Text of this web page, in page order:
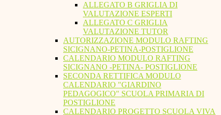
ALLEGATO B GRIGLIA DI
VALUTAZIONE ESPERTI
ALLEGATO C GRIGLIA
VALUTAZIONE TUTOR
AUTORIZZAZIONE MODULO RAFTING
SICIGNANO-PETINA-POSTIGLIONE
CALENDARIO MODULO RAFTING
SICIGNANO -PETINA- POSTIGLIONE
SECONDA RETTIFICA MODULO
CALENDARIO "GIARDINO
PEDAGOGICO" SCUOLA PRIMARIA DI
POSTIGLIONE
CALENDARIO PROGETTO SCUOLA VIVA